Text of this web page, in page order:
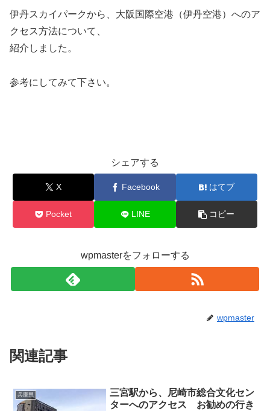
伊丹スカイパークから、大阪国際空港（伊丹空港）へのア
クセス方法について、
紹介しました。
参考にしてみて下さい。
シェアする
X Facebook はてブ
Pocket LINE コピー
wpmasterをフォローする
wpmaster
関連記事
兵庫県
三宮駅から、尼崎市総合文化セン
ターへのアクセス お勧めの行き